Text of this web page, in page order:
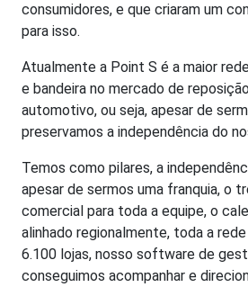
consumidores, e que criaram um
para isso.
Atualmente a Point S é a maior
e bandeira no mercado de
automotivo, ou seja, apesar de
preservamos a independência do
Temos como pilares, a
apesar de sermos uma franquia, o
comercial para toda a equipe, o
alinhado regionalmente, toda a
6.100 lojas, nosso software de
conseguimos acompanhar e